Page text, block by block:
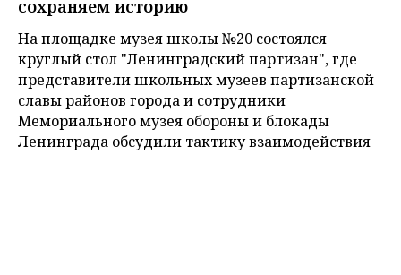
сохраняем историю
На площадке музея школы №20 состоялся
круглый стол "Ленинградский партизан", где
представители школьных музеев партизанской
славы районов города и сотрудники
Мемориального музея обороны и блокады
Ленинграда обсудили тактику взаимодействия